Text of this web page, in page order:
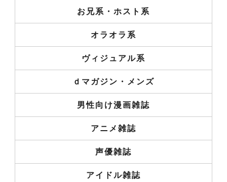
お兄系・ホスト系
オラオラ系
ヴィジュアル系
ｄマガジン・メンズ
男性向け漫画雑誌
アニメ雑誌
声優雑誌
アイドル雑誌